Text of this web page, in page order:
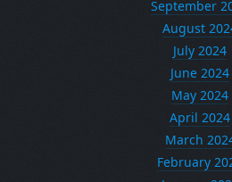
September
August
July 2024
June 2024
May 2024
April 2024
March
February